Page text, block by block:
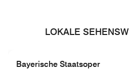
LOKALE
Bayerische Staatsoper